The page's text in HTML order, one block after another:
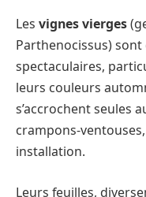
Les vignes vierges
Parthenocissus)
spectaculaires,
leurs couleurs
s’accrochent seules
crampons-
installation.
Leurs feuilles,